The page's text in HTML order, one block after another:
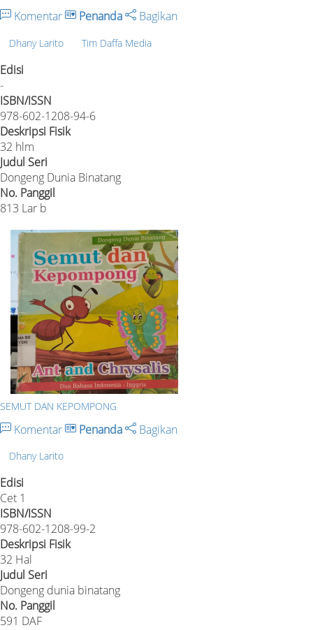
Komentar Penanda Bagikan
Dhany Larito Tim Daffa Media
Edisi
-
ISBN/ISSN
978-602-1208-94-6
Deskripsi Fisik
32 hlm
Judul Seri
Dongeng Dunia Binatang
No. Panggil
813 Lar b
SEMUT DAN KEPOMPONG
Komentar Penanda Bagikan
Dhany Larito
Edisi
Cet 1
ISBN/ISSN
978-602-1208-99-2
Deskripsi Fisik
32 Hal
Judul Seri
Dongeng dunia binatang
No. Panggil
591 DAF